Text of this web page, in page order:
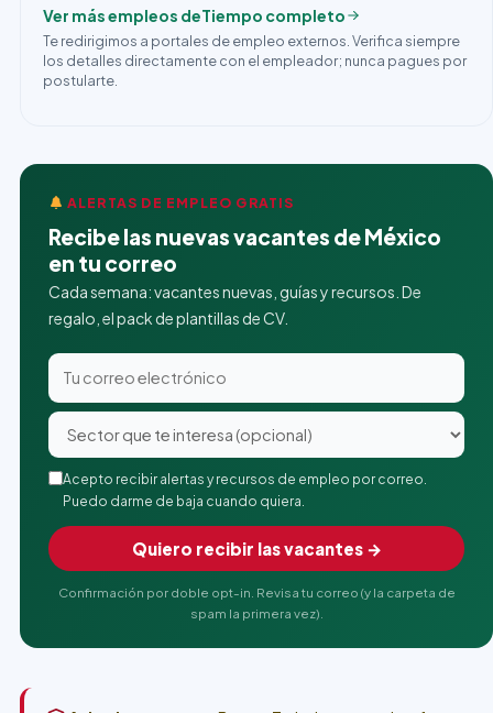
Ver más empleos deTiempo completo
Te redirigimos a portales de empleo externos. Verifica siempre
los detalles directamente con el empleador; nunca pagues por
postularte.
ALERTAS DE EMPLEO GRATIS
Recibe las nuevas vacantes de México
en tu correo
Cada semana: vacantes nuevas, guías y recursos. De
regalo, el pack de plantillas de CV.
Acepto recibir alertas y recursos de empleo por correo.
Puedo darme de baja cuando quiera.
Quiero recibir las vacantes →
Confirmación por doble opt-in. Revisa tu correo (y la carpeta de
spam la primera vez).